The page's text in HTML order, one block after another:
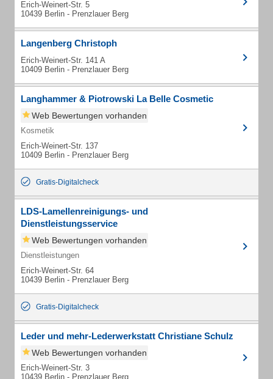
Erich-Weinert-Str. 5
10439 Berlin - Prenzlauer Berg
Langenberg Christoph
Erich-Weinert-Str. 141 A
10409 Berlin - Prenzlauer Berg
Langhammer & Piotrowski La Belle Cosmetic
Web Bewertungen vorhanden
Kosmetik
Erich-Weinert-Str. 137
10409 Berlin - Prenzlauer Berg
Gratis-Digitalcheck
LDS-Lamellenreinigungs- und
Dienstleistungsservice
Web Bewertungen vorhanden
Dienstleistungen
Erich-Weinert-Str. 64
10439 Berlin - Prenzlauer Berg
Gratis-Digitalcheck
Leder und mehr-Lederwerkstatt Christiane Schulz
Web Bewertungen vorhanden
Erich-Weinert-Str. 3
10439 Berlin - Prenzlauer Berg